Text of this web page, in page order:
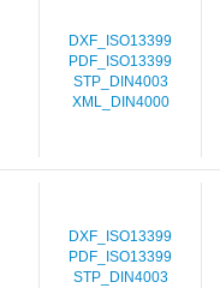
DXF_ISO13399
PDF_ISO13399
STP_DIN4003
XML_DIN4000
DXF_ISO13399
PDF_ISO13399
STP_DIN4003